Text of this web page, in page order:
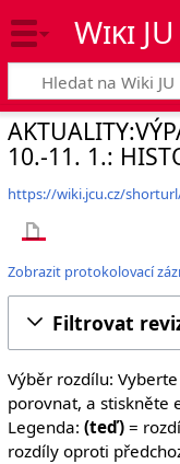
Wiki JU
10.-11. 1.:
https://wiki.jcu.cz/
Zobrazit protokolovací
Filtrovat
Výběr rozdílu:
porovnat, a stiskněte
Legenda: (teď)=
rozdíly oproti